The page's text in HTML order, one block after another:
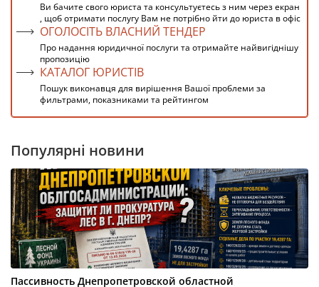
Ви бачите свого юриста та консультуєтесь з ним через екран
, щоб отримати послугу Вам не потрібно йти до юриста в офіс
ОГОЛОСІТЬ ВЛАСНИЙ ТЕНДЕР
Про надання юридичної послуги та отримайте найвигіднішу
пропозицію
КАТАЛОГ ЮРИСТІВ
Пошук виконавця для вирішення Вашої проблеми за
фильтрами, показниками та рейтингом
Популярні новини
Пассивность Днепропетровской областной